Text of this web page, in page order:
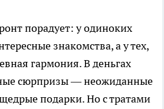
порадует: у одиноких
знакомства, а у тех,
гармония. В деньгах
сюрпризы — неожиданные
подарки. Но с тратами